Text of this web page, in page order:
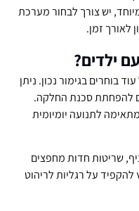
יש צורך לבחור מערכת
לאורך זמן.
ילדים?
בוחרים בגימור נכון. ניתן
להפחתת סכנת החלקה.
לתנועה יומיומית
שריטות חדות מחפצים
להקפיד על רגליות לריהוט